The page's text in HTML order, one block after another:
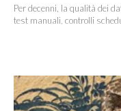
Per decenni, la qualità dei
test manuali, controlli